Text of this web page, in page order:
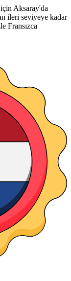
Aksaray'da
ileri seviyeye kadar
Fransızca